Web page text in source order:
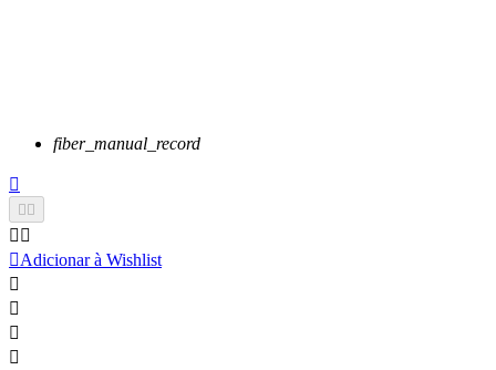
fiber_manual_record

 
 
Adicionar à Wishlist



